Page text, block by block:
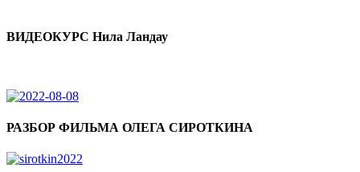
ВИДЕОКУРС Нила Ландау
РАЗБОР ФИЛЬМА ОЛЕГА СИРОТКИНА